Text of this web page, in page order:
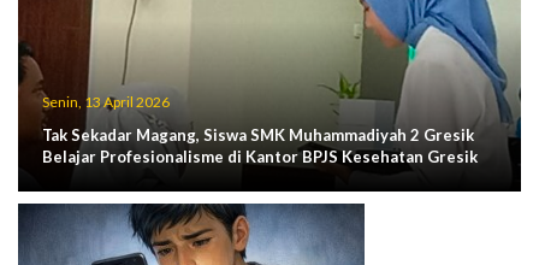
Senin, 13 April 2026
Tak Sekadar Magang, Siswa SMK Muhammadiyah 2 Gresik
Belajar Profesionalisme di Kantor BPJS Kesehatan Gresik